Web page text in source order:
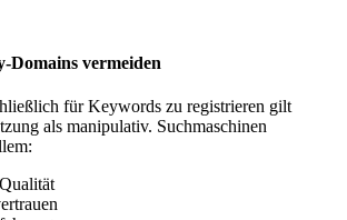
Domains vermeiden
für Keywords zu registrieren gilt
als manipulativ. Suchmaschinen